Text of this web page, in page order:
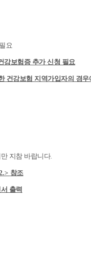
요
강보험증 추가 신청 필요
건강보험 지역가입자의 경
지참 바랍니다.
참조
출력